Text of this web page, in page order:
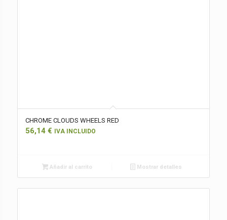
CHROME CLOUDS WHEELS RED
56,14 € IVA INCLUIDO
Añadir al carrito Mostrar detalles